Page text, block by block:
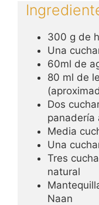
300 g de
Una
60ml de
80 ml de
Dos
panadería
Media
Una
Tres
natural
Naan